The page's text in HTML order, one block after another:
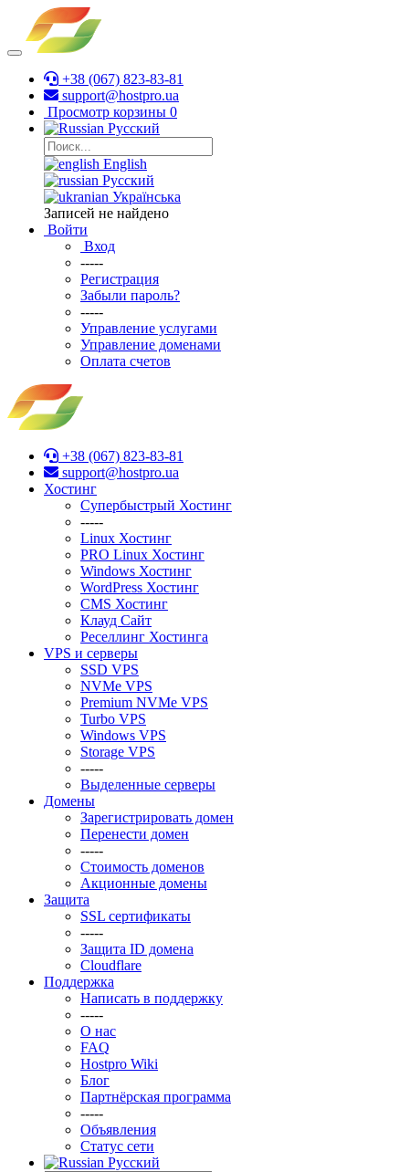
+38 (067) 823-83-81
support@hostpro.ua
Просмотр корзины 0
Русский
English
Русский
Українська
Записей не найдено
Войти
Вход
-----
Регистрация
Забыли пароль?
-----
Управление услугами
Управление доменами
Оплата счетов
+38 (067) 823-83-81
support@hostpro.ua
Хостинг
Супербыстрый Хостинг
-----
Linux Хостинг
PRO Linux Хостинг
Windows Хостинг
WordPress Хостинг
CMS Хостинг
Клауд Сайт
Реселлинг Хостинга
VPS и серверы
SSD VPS
NVMe VPS
Premium NVMe VPS
Turbo VPS
Windows VPS
Stоrage VPS
-----
Выделенные серверы
Домены
Зарегистрировать домен
Перенести домен
-----
Стоимость доменов
Акционные домены
Защита
SSL сертификаты
-----
Защита ID домена
Clоudflare
Поддержка
Написать в поддержку
-----
О нас
FAQ
Hostpro Wiki
Блог
Партнёрская программа
-----
Объявления
Статус сети
Русский